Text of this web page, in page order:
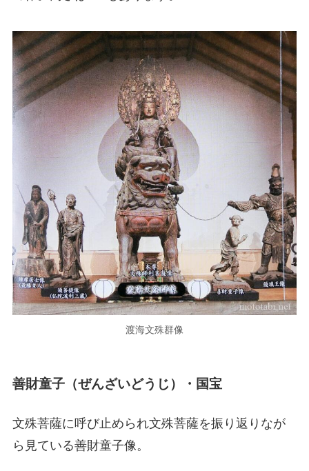
渡海文殊群像
善財童子（ぜんざいどうじ）・国宝
文殊菩薩に呼び止められ文殊菩薩を振り返りなが
ら見ている善財童子像。